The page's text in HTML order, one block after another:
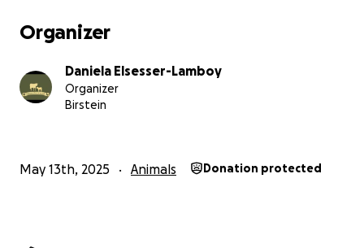
Organizer
Daniela Elsesser-Lamboy
Organizer
Birstein
May 13th, 2025 Animals Donation protected